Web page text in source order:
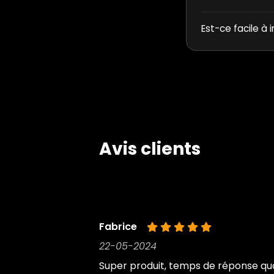
Est-ce facile à
Avis clients
Fabrice
22-05-2024
Super produit, temps de réponse